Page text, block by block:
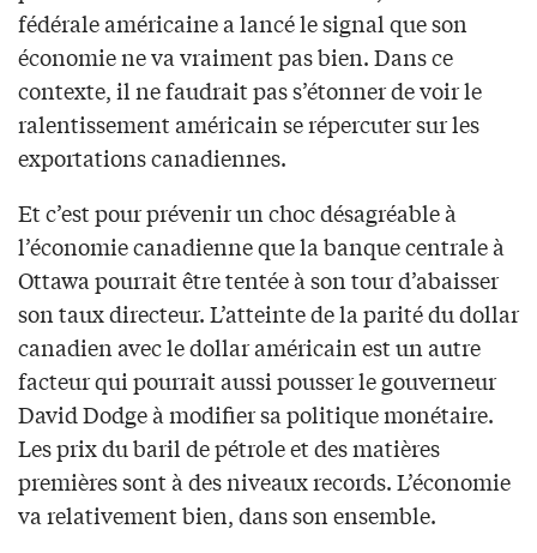
fédérale américaine a lancé le signal que son
économie ne va vraiment pas bien. Dans ce
contexte, il ne faudrait pas s’étonner de voir le
ralentissement américain se répercuter sur les
exportations canadiennes.
Et c’est pour prévenir un choc désagréable à
l’économie canadienne que la banque centrale à
Ottawa pourrait être tentée à son tour d’abaisser
son taux directeur. L’atteinte de la parité du dollar
canadien avec le dollar américain est un autre
facteur qui pourrait aussi pousser le gouverneur
David Dodge à modifier sa politique monétaire.
Les prix du baril de pétrole et des matières
premières sont à des niveaux records. L’économie
va relativement bien, dans son ensemble.